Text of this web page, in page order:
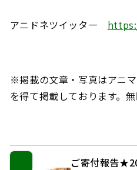
アニドネツイッター
※掲載の文章・写真はアニ
を得て掲載しております。
ご寄付報告